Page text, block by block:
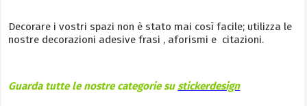
Decorare i vostri spazi non è stato mai così facile; utilizza le
nostre decorazioni adesive frasi , aforismi e citazioni.
Guarda tutte le nostre categorie sustickerdesign